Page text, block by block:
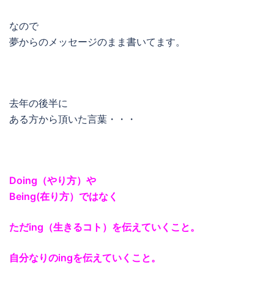
なので
夢からのメッセージのまま書いてます。
去年の後半に
ある方から頂いた言葉・・・
Doing（やり方）や
Being(在り方）ではなく
ただing（生きるコト）を伝えていくこと。
自分なりのingを伝えていくこと。